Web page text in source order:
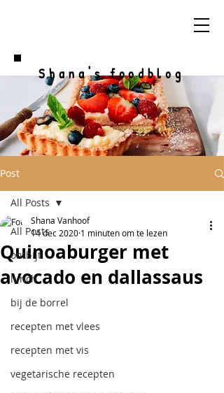
Shana's foodblog
Post
All Posts
ontbijt
lunch
bij de borrel
recepten met vlees
recepten met vis
vegetarische recepten
All Posts
Quinoaburger met
avocado en dallassaus
Shana Vanhoof
14 dec 2020 1 minuten om te lezen